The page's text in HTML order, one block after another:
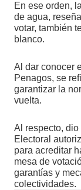
En ese orden,
de agua,
votar, también
blanco.
Al dar conocer
Penagos, se
garantizar la
vuelta.
Al respecto,
Electoral
para acreditar
mesa de
garantías y
colectividades.